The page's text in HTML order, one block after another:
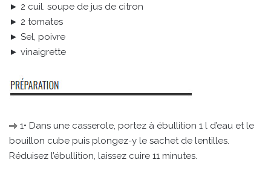
► 2 cuil. soupe de jus de citron
► 2 tomates
► Sel, poivre
► vinaigrette
1• Dans une casserole, portez à ébullition 1 l d’eau et le
bouillon cube puis plongez-y le sachet de lentilles.
Réduisez l’ébullition, laissez cuire 11 minutes.